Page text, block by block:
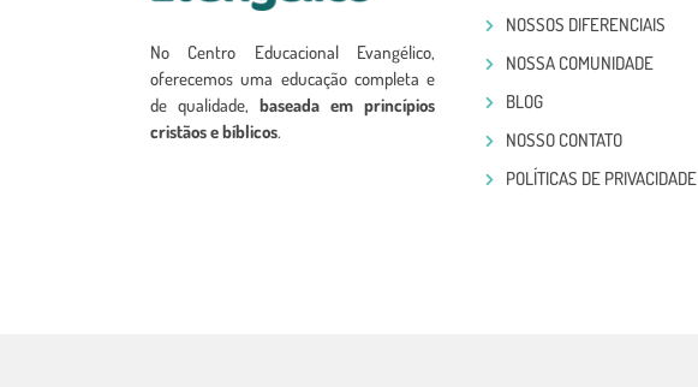
No Centro Educacional Evangélico,
oferecemos uma educação completa e
de qualidade, baseada em princípios
cristãos e bíblicos.
NOSSOS DIFERENCIAIS
NOSSA COMUNIDADE
BLOG
NOSSO CONTATO
POLÍTICAS DE PRIVACIDADE